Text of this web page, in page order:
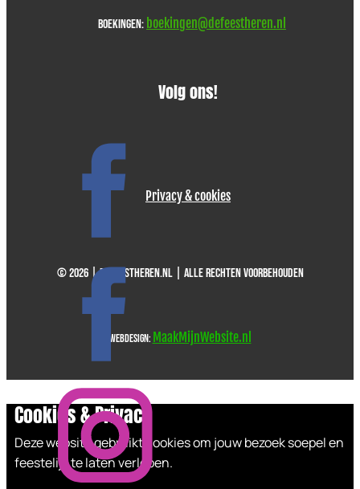
Boekingen: boekingen@defeestheren.nl
Volg ons!
Privacy & cookies
©2026| Defeestheren.nl | Alle rechten voorbehouden
Webdesign: MaakMijnWebsite.nl
Cookies & Privacy
Deze website gebruikt cookies om jouw bezoek soepel en
feestelijk te laten verlopen.